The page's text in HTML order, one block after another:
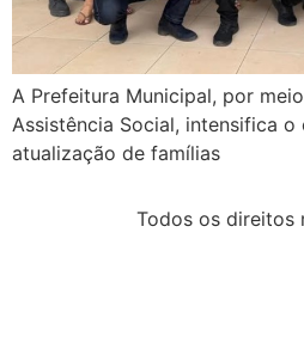
A Prefeitura Municipal, por
Assistência Social, intensifica
atualização de famílias
Todos os direitos